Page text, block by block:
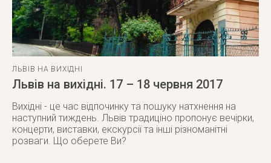
ЛЬВІВ НА ВИХІДНІ
Львів на вихідні. 17 – 18 червня 2017
Вихідні - це час відпочинку та пошуку натхнення на
наступний тиждень. Львів традиціно пропонує вечірки,
концерти, виставки, екскурсії та інші різноманітні
розваги. Що оберете Ви?